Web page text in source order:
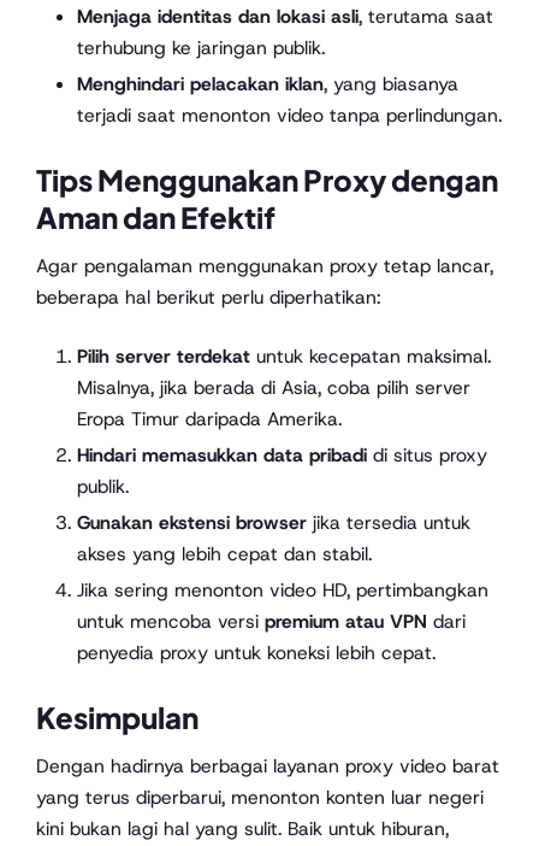
Menjaga identitas dan lokasi asli, terutama saat
terhubung ke jaringan publik.
Menghindari pelacakan iklan, yang biasanya
terjadi saat menonton video tanpa perlindungan.
Tips Menggunakan Proxy dengan
Aman dan Efektif
Agar pengalaman menggunakan proxy tetap lancar,
beberapa hal berikut perlu diperhatikan:
Pilih server terdekatuntuk kecepatan maksimal.
Misalnya, jika berada di Asia, coba pilih server
Eropa Timur daripada Amerika.
Hindari memasukkan data pribadidi situs proxy
publik.
Gunakan ekstensi browserjika tersedia untuk
akses yang lebih cepat dan stabil.
Jika sering menonton video HD, pertimbangkan
untuk mencoba versi premium atau VPN dari
penyedia proxy untuk koneksi lebih cepat.
Kesimpulan
Dengan hadirnya berbagai layanan proxy video barat
yang terus diperbarui, menonton konten luar negeri
kini bukan lagi hal yang sulit. Baik untuk hiburan,